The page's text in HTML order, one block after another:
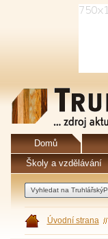
Domů
Školy a vzdělávání
Úvodní strana